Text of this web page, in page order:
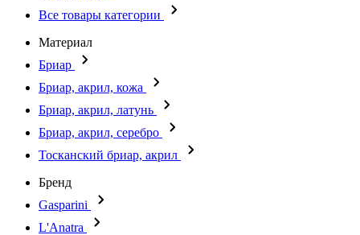
Все товары категории
Материал
Бриар
Бриар, акрил, кожа
Бриар, акрил, латунь
Бриар, акрил, серебро
Тосканский бриар, акрил
Бренд
Gasparini
L'Anatra